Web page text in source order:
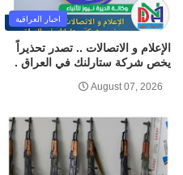
اخبار العراقية
الإعلام و الاتصالات .. تصدر تحذيراً
يخص شركة ستارلنك في العراق .
August 07, 2026